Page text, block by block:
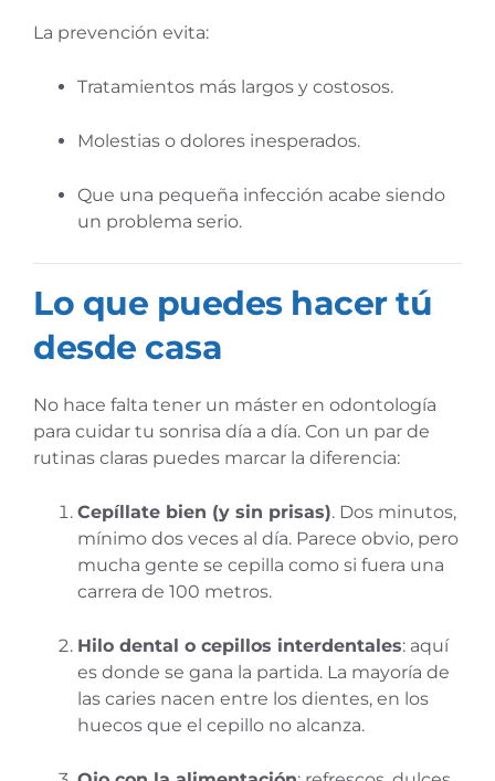
La prevención evita:
Tratamientos más largos y costosos.
Molestias o dolores inesperados.
Que una pequeña infección acabe siendo
un problema serio.
Lo que puedes hacer tú
desde casa
No hace falta tener un máster en odontología
para cuidar tu sonrisa día a día. Con un par de
rutinas claras puedes marcar la diferencia:
Cepíllate bien (y sin prisas). Dos minutos,
mínimo dos veces al día. Parece obvio, pero
mucha gente se cepilla como si fuera una
carrera de 100 metros.
Hilo dental o cepillos interdentales: aquí
es donde se gana la partida. La mayoría de
las caries nacen entre los dientes, en los
huecos que el cepillo no alcanza.